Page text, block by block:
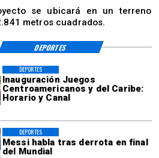
Inauguración Juegos
Centroamericanos y del Caribe:
Horario y Canal
DEPORTES
Messi habla tras derrota en final
del Mundial
DEPORTES
se ubicará en un terreno
metros cuadrados.
DEPORTES